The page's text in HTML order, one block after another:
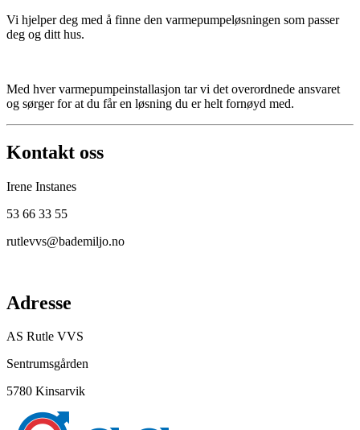
Vi hjelper deg med å finne den varmepumpeløsningen som passer
deg og ditt hus.
Med hver varmepumpeinstallasjon tar vi det overordnede ansvaret
og sørger for at du får en løsning du er helt fornøyd med.
Kontakt oss
Irene Instanes
53 66 33 55
rutlevvs@bademiljo.no
Adresse
AS Rutle VVS
Sentrumsgården
5780 Kinsarvik